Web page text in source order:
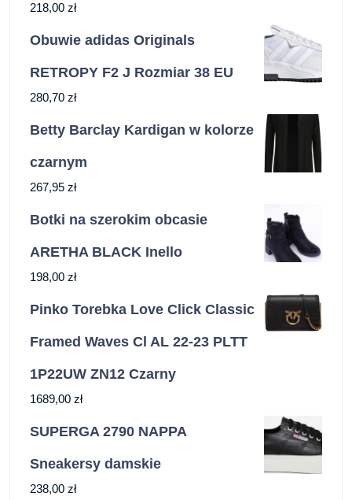
218,00 zł
Obuwie adidas Originals
RETROPY F2 J Rozmiar 38 EU
280,70 zł
Betty Barclay Kardigan w kolorze
czarnym
267,95 zł
Botki na szerokim obcasie
ARETHA BLACK Inello
198,00 zł
Pinko Torebka Love Click Classic
Framed Waves Cl AL 22-23 PLTT
1P22UW ZN12 Czarny
1689,00 zł
SUPERGA 2790 NAPPA
Sneakersy damskie
238,00 zł